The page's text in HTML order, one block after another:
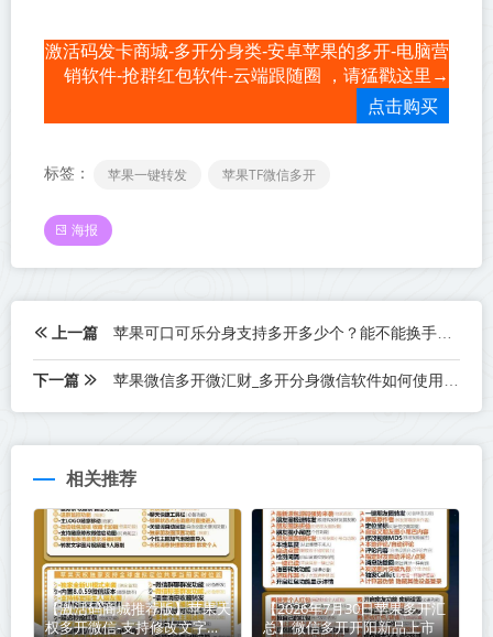
激活码发卡商城-多开分身类-安卓苹果的多开-电脑营
销软件-抢群红包软件-云端跟随圈 ，请猛戳这里→
点击购买
标签： 苹果一键转发 苹果TF微信多开
海报
上一篇 苹果可口可乐分身支持多开多少个？能不能换手机使用
下一篇 苹果微信多开微汇财_多开分身微信软件如何使用_苹果微信多开微汇财功能介绍
相关推荐
【激活码商城推荐版】苹果天
权多开微信-支持修改文字修
【2026年7月30日苹果多开汇
总】微信多开开阳新品上市